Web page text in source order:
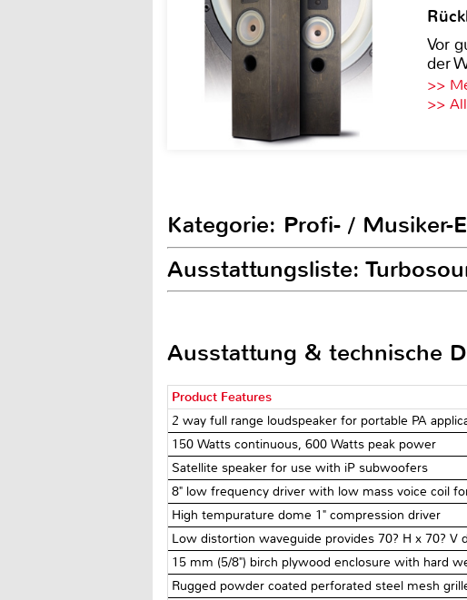
Vor
der
>>
>>
Kategorie: Profi- / Musiker-
Ausstattungsliste:
Ausstattung & technische
Product Features
2 way full range loudspeaker for portable PA
150 Watts continuous, 600 Watts peak power
Satellite speaker for use with iP subwoofers
8" low frequency driver with low mass voice coil
High tempurature dome 1" compression driver
Low distortion waveguide provides 70? H x 70? V
15 mm (5/8") birch plywood enclosure with hard
Rugged powder coated perforated steel mesh